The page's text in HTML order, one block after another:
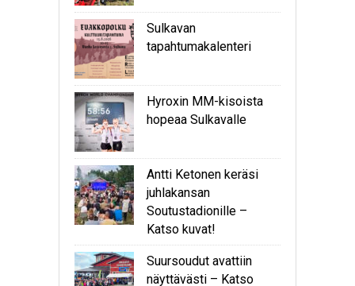
Sulkavan
tapahtumakalenteri
Hyroxin MM-kisoista
hopeaa Sulkavalle
Antti Ketonen keräsi
juhlakansan
Soutustadionille –
Katso kuvat!
Suursoudut avattiin
näyttävästi – Katso